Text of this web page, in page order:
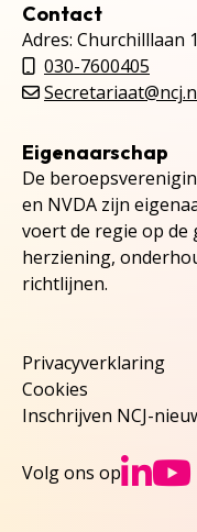
Contact
Adres: Churchilllaan
030-7600405
Eigenaarschap
De
en NVDA zijn
voert de regie op de
herziening,
richtlijnen.
Privacyverklaring
Cookies
Inschrijven NCJ-
Volg ons op